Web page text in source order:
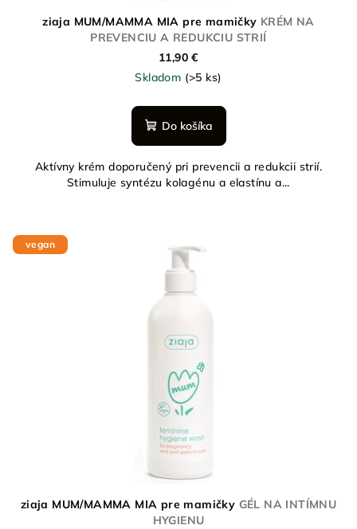
ziaja MUM/MAMMA MIA pre mamičky KRÉM NA
PREVENCIU A REDUKCIU STRIÍ
11,90 €
Skladom (>5 ks)
Do košíka
Aktívny krém doporučený pri prevencii a redukcii strií.
Stimuluje syntézu kolagénu a elastínu a...
vegan
ziaja MUM/MAMMA MIA pre mamičky GÉL NA INTÍMNU
HYGIENU